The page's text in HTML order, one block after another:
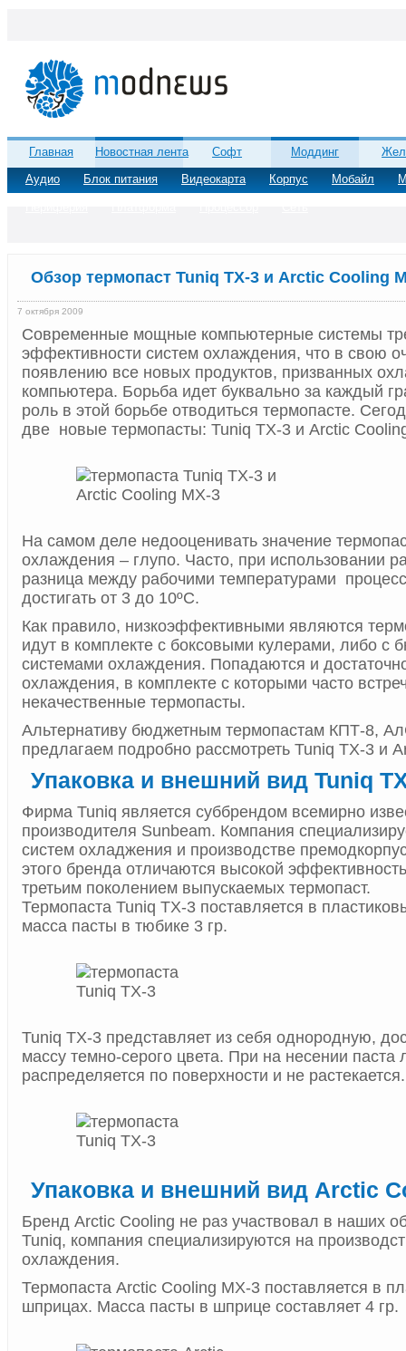
Главная Новостная лента Софт Моддинг
Аудио
Блок питания Видеокарта Корпус Мобайл
Обзор термопаст Tuniq TX-3 и Arctic Cooling
7 октября 2009
Современные мощные компьютерные системы
эффективности систем охлаждения, что в свою
появлению все новых продуктов, призванных
компьютера. Борьба идет буквально за каждый
роль в этой борьбе отводиться термопасте.
две новые термопасты: Tuniq TX-3 и Arctic
На самом деле недооценивать значение
охлаждения – глупо. Часто, при использовании
разница между рабочими температурами
достигать от 3 до 10ºС.
Как правило, низкоэффективными являются
идут в комплекте с боксовыми кулерами, либо с
системами охлаждения. Попадаются и
охлаждения, в комплекте с которыми часто
некачественные термопасты.
Альтернативу бюджетным термопастам КПТ-8,
предлагаем подробно рассмотреть Tuniq TX-3 и
Упаковка и внешний вид Tuniq
Фирма Tuniq является суббрендом всемирно
производителя Sunbeam. Компания
систем охладжения и производстве
этого бренда отличаются высокой
третьим поколением выпускаемых термопаст.
Термопаста Tuniq TX-3 поставляется в
масса пасты в тюбике 3 гр.
Tuniq TX-3 представляет из себя однородную,
массу темно-серого цвета. При на несении паста
распределяется по поверхности и не растекается.
Упаковка и внешний вид Arctic
Бренд Arctic Cooling не раз участвовал в наших
Tuniq, компания специализируются на
охлаждения.
Термопаста Arctic Cooling MX-3 поставляется в
шприцах. Масса пасты в шприце составляет 4 гр.